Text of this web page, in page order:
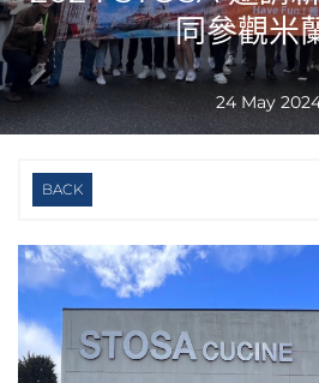
同參觀米
24 May
BACK